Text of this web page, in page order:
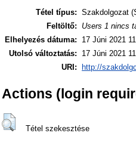
Tétel típus: Szakdolgozat
Feltöltő:
Users 1 nincs
Elhelyezés dátuma:
17 Júni 2021
Utolsó változtatás:
17 Júni 2021
URI:
http://
Actions (login
Tétel szekesztése